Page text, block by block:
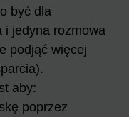
być dla
i jedyna rozmowa
podjąć więcej
aby:
poprzez